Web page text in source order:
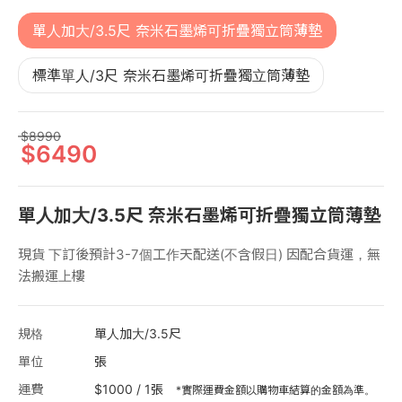
單人加大/3.5尺 奈米石墨烯可折疊獨立筒薄墊
標準單人/3尺 奈米石墨烯可折疊獨立筒薄墊
8990
6490
單人加大/3.5尺 奈米石墨烯可折疊獨立筒薄墊
現貨 下訂後預計3-7個工作天配送(不含假日) 因配合貨運，無
法搬運上樓
規格
單人加大/3.5尺
單位
張
運費
$1000 / 1張 *實際運費金額以購物車結算的金額為準。